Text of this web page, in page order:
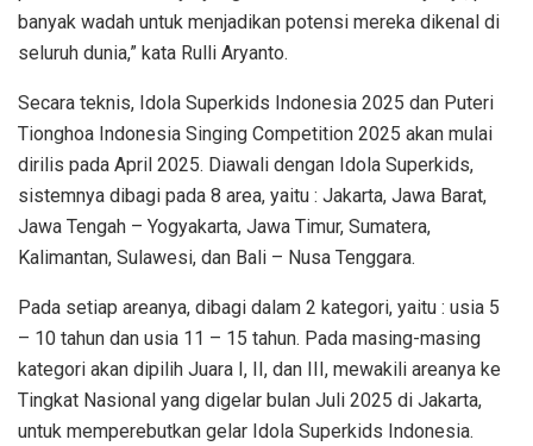
banyak wadah untuk menjadikan potensi mereka dikenal di
seluruh dunia,” kata Rulli Aryanto.
Secara teknis, Idola Superkids Indonesia 2025 dan Puteri
Tionghoa Indonesia Singing Competition 2025 akan mulai
dirilis pada April 2025. Diawali dengan Idola Superkids,
sistemnya dibagi pada 8 area, yaitu : Jakarta, Jawa Barat,
Jawa Tengah – Yogyakarta, Jawa Timur, Sumatera,
Kalimantan, Sulawesi, dan Bali – Nusa Tenggara.
Pada setiap areanya, dibagi dalam 2 kategori, yaitu : usia 5
– 10 tahun dan usia 11 – 15 tahun. Pada masing-masing
kategori akan dipilih Juara I, II, dan III, mewakili areanya ke
Tingkat Nasional yang digelar bulan Juli 2025 di Jakarta,
untuk memperebutkan gelar Idola Superkids Indonesia.